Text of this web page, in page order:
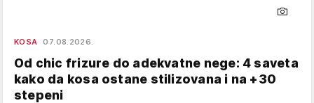
KOSA 07.08.2026.
Od chic frizure do adekvatne nege: 4 saveta
kako da kosa ostane stilizovana i na +30
stepeni